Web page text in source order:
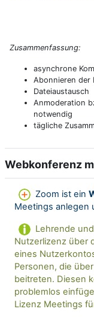
Zusammenfassung:
asynchrone
Abonnieren der
Dateiaustausch
Anmoderation
notwendig
tägliche
Webkonferenz
Zoom ist ein
Meetings anlegen
Lehrende
Nutzerlizenz über
eines
Personen, die
beitreten. Diesen
problemlos
Lizenz Meetings